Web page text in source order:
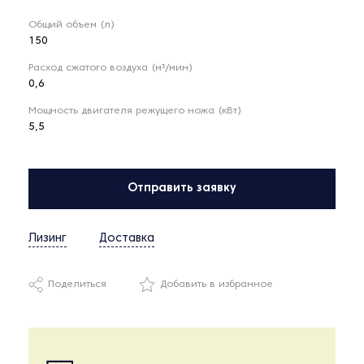
Общий объем (л)
150
Расход сжатого воздуха (м³/мин)
0,6
Мощность двигателя режущего ножа (кВт)
5,5
Отправить заявку
Лизинг Доставка
Поделиться Добавить в избранное